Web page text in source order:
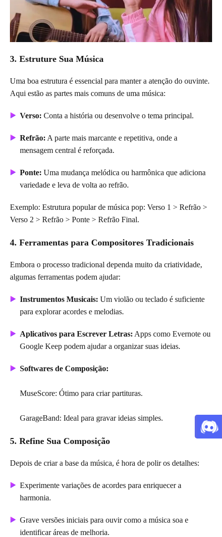
3. Estruture Sua Música
Uma boa estrutura é essencial para manter a atenção do ouvinte.
Aqui estão as partes mais comuns de uma música:
Verso: Conta a história ou desenvolve o tema principal.
Refrão: A parte mais marcante e repetitiva, onde a
mensagem central é reforçada.
Ponte: Uma mudança melódica ou harmônica que adiciona
variedade e leva de volta ao refrão.
Exemplo: Estrutura popular de música pop: Verso 1 > Refrão >
Verso 2 > Refrão > Ponte > Refrão Final.
4. Ferramentas para Compositores Tradicionais
Embora o processo tradicional dependa muito da criatividade,
algumas ferramentas podem ajudar:
Instrumentos Musicais: Um violão ou teclado é suficiente
para explorar acordes e melodias.
Aplicativos para Escrever Letras: Apps como Evernote ou
Google Keep podem ajudar a organizar suas ideias.
Softwares de Composição:
MuseScore: Ótimo para criar partituras.
GarageBand: Ideal para gravar ideias simples.
5. Refine Sua Composição
Depois de criar a base da música, é hora de polir os detalhes:
Experimente variações de acordes para enriquecer a
harmonia.
Grave versões iniciais para ouvir como a música soa e
identificar áreas de melhoria.